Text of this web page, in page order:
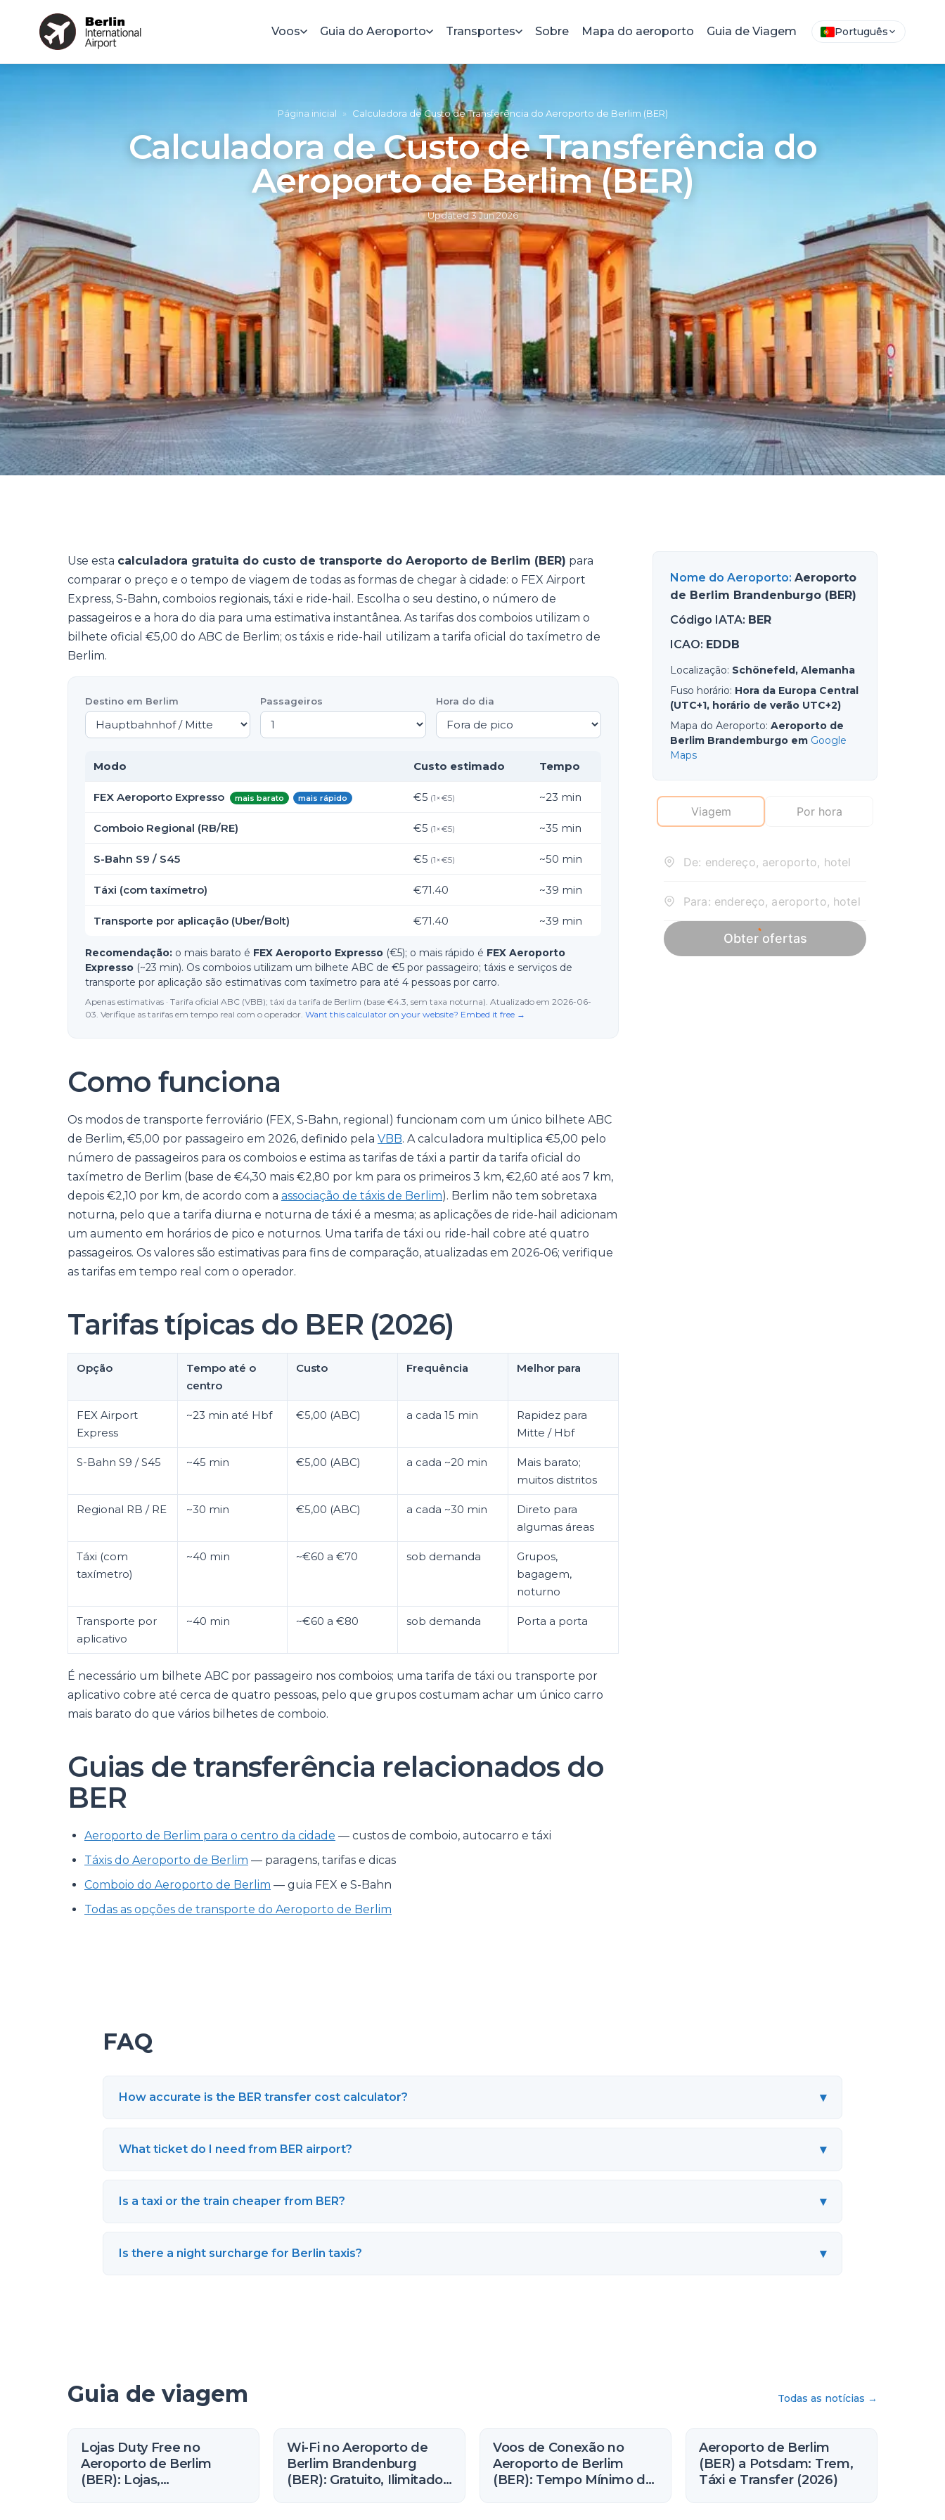
Voos Guia do Aeroporto Transportes Sobre Mapa do aeroporto Guia de Viagem Português
Página inicial » Calculadora de Custo de Transferência do Aeroporto de Berlim (BER)
Calculadora de Custo de Transferência do
Aeroporto de Berlim (BER)
Updated3 Jun 2026
Use esta calculadora gratuita do custo de transporte do Aeroporto de Berlim (BER) para
comparar o preço e o tempo de viagem de todas as formas de chegar à cidade: o FEX Airport
Express, S-Bahn, comboios regionais, táxi e ride-hail. Escolha o seu destino, o número de
passageiros e a hora do dia para uma estimativa instantânea. As tarifas dos comboios utilizam o
bilhete oficial €5,00 do ABC de Berlim; os táxis e ride-hail utilizam a tarifa oficial do taxímetro de
Berlim.
Destino em Berlim Passageiros Hora do dia
Modo Custo estimado Tempo
FEX Aeroporto Expresso mais barato mais rápido €5 (1×€5) ~23 min
Comboio Regional (RB/RE) €5 (1×€5) ~35 min
S-Bahn S9 / S45 €5 (1×€5) ~50 min
Táxi (com taxímetro) €71.40 ~39 min
Transporte por aplicação (Uber/Bolt) €71.40 ~39 min
Recomendação: o mais barato é FEX Aeroporto Expresso (€5); o mais rápido é FEX Aeroporto
Expresso (~23 min). Os comboios utilizam um bilhete ABC de €5 por passageiro; táxis e serviços de
transporte por aplicação são estimativas com taxímetro para até 4 pessoas por carro.
Apenas estimativas · Tarifa oficial ABC (VBB); táxi da tarifa de Berlim (base €4.3, sem taxa noturna). Atualizado em 2026-06-
03. Verifique as tarifas em tempo real com o operador. Want this calculator on your website? Embed it free →
Como funciona
Os modos de transporte ferroviário (FEX, S-Bahn, regional) funcionam com um único bilhete ABC
de Berlim, €5,00 por passageiro em 2026, definido pela VBB. A calculadora multiplica €5,00 pelo
número de passageiros para os comboios e estima as tarifas de táxi a partir da tarifa oficial do
taxímetro de Berlim (base de €4,30 mais €2,80 por km para os primeiros 3 km, €2,60 até aos 7 km,
depois €2,10 por km, de acordo com a associação de táxis de Berlim). Berlim não tem sobretaxa
noturna, pelo que a tarifa diurna e noturna de táxi é a mesma; as aplicações de ride-hail adicionam
um aumento em horários de pico e noturnos. Uma tarifa de táxi ou ride-hail cobre até quatro
passageiros. Os valores são estimativas para fins de comparação, atualizadas em 2026-06; verifique
as tarifas em tempo real com o operador.
Tarifas típicas do BER (2026)
Opção
Tempo até o
centro
Custo Frequência Melhor para
FEX Airport
Express
~23 min até Hbf €5,00 (ABC) a cada 15 min
Rapidez para
Mitte / Hbf
S-Bahn S9 / S45 ~45 min €5,00 (ABC) a cada ~20 min
Mais barato;
muitos distritos
Regional RB / RE ~30 min €5,00 (ABC) a cada ~30 min
Direto para
algumas áreas
Táxi (com
taxímetro)
~40 min ~€60 a €70 sob demanda
Grupos,
bagagem,
noturno
Transporte por
aplicativo
~40 min ~€60 a €80 sob demanda Porta a porta
É necessário um bilhete ABC por passageiro nos comboios; uma tarifa de táxi ou transporte por
aplicativo cobre até cerca de quatro pessoas, pelo que grupos costumam achar um único carro
mais barato do que vários bilhetes de comboio.
Guias de transferência relacionados do
BER
Aeroporto de Berlim para o centro da cidade — custos de comboio, autocarro e táxi
Táxis do Aeroporto de Berlim — paragens, tarifas e dicas
Comboio do Aeroporto de Berlim — guia FEX e S-Bahn
Todas as opções de transporte do Aeroporto de Berlim
Nome do Aeroporto: Aeroporto
de Berlim Brandenburgo (BER)
Código IATA: BER
ICAO: EDDB
Localização: Schönefeld, Alemanha
Fuso horário: Hora da Europa Central
(UTC+1, horário de verão UTC+2)
Mapa do Aeroporto: Aeroporto de
Berlim Brandemburgo em Google
Maps
FAQ
How accurate is the BER transfer cost calculator? ▾
What ticket do I need from BER airport? ▾
Is a taxi or the train cheaper from BER? ▾
Is there a night surcharge for Berlin taxis? ▾
Guia de viagem Todas as notícias →
Lojas Duty Free no
Aeroporto de Berlim
(BER): Lojas,
Wi-Fi no Aeroporto de
Berlim Brandenburg
(BER): Gratuito, Ilimitado
Voos de Conexão no
Aeroporto de Berlim
(BER): Tempo Mínimo de
Aeroporto de Berlim
(BER) a Potsdam: Trem,
Táxi e Transfer (2026)